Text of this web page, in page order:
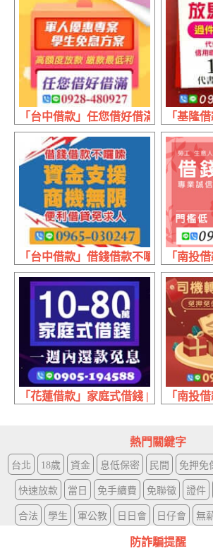
「台中借款」任您借好借滿 高額度放
「基隆
「台中借款」借錢借款不囉嗦 便利借
「南投
「花蓮借款」家庭式借錢 | 10~80萬 一
「南投
熱門關鍵字
台北 18歲 資金 息低保密 民間 免押免
快速放款 當日 免手續費 免聯徵 證件
合法 學生 軍公教 日日會 日仔會 無
防詐騙提醒